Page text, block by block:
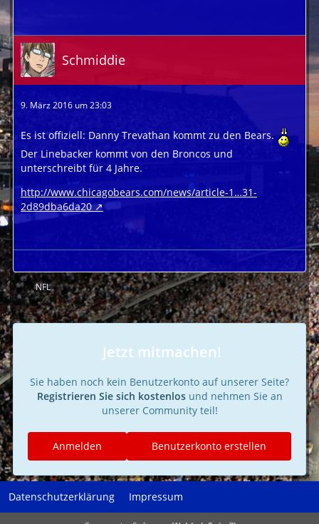
Schmiddie
9. März 2016 um 23:03
Es ist offiziell: Danny Trevathan kommt zu den Bears.
Der Linebacker kommt von den Broncos und
unterschreibt für 4 Jahre.
http://www.chicagobears.com/news/article-1…31-
2d89dba6da20
NFL
Jetzt mitmachen!
Sie haben noch kein Benutzerkonto auf unserer Seite?
Registrieren Sie sich kostenlosund nehmen Sie an
unserer Community teil!
Benutzerkonto erstellen
Anmelden
Datenschutzerklärung Impressum